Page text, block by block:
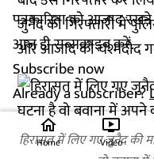
पत्रकारिता को आजाद
आज ही सब्सक्राइब करें.
Subscribe now
Already a subscriber?
जुनैद की गिरफ्तारी में
और आजाद को चश्मदीद
हिरासत में लिए गए जुनैद की
home
Home
ondemand_video
Video